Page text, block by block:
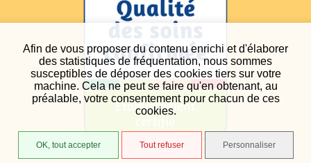
Afin de vous proposer du contenu enrichi et d'élaborer
des statistiques de fréquentation, nous sommes
susceptibles de déposer des cookies tiers sur votre
machine. Cela ne peut se faire qu'en obtenant, au
préalable, votre consentement pour chacun de ces
cookies.
OK, tout accepter Tout refuser Personnaliser